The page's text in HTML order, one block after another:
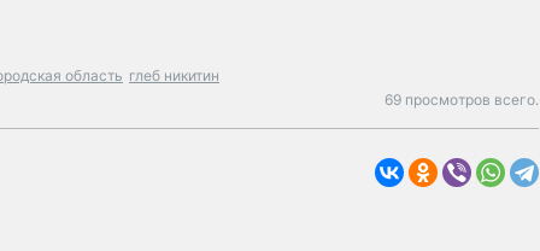
область глеб никитин
69 просмотров всего.